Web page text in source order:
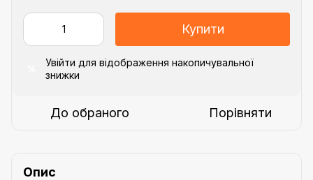
Купити
Увійти для відображення накопичувальної
знижки
До обраного Порівняти
Опис